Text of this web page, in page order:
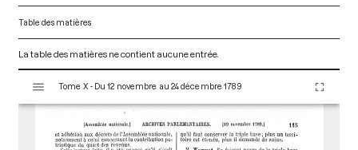
Table des matières
La table des matières ne contient aucune entrée.
s
Tome X - Du 12 novembre au 24 décembre 1789